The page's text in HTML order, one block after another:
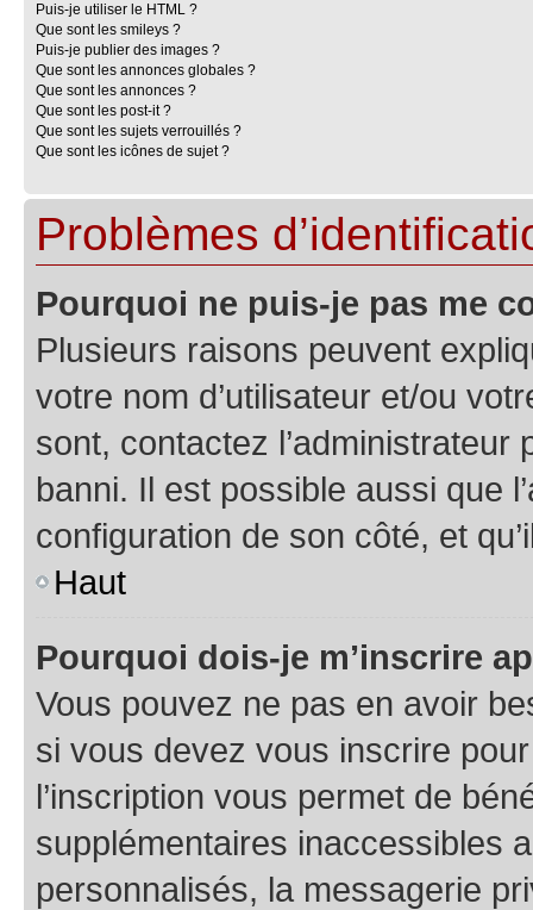
Puis-je utiliser le HTML ?
Que sont les smileys ?
Puis-je publier des images ?
Que sont les annonces globales ?
Que sont les annonces ?
Que sont les post-it ?
Que sont les sujets verrouillés ?
Que sont les icônes de sujet ?
Problèmes
Pourquoi ne puis-je pas me
Plusieurs raisons peuvent
votre nom d’utilisateur et/ou
sont, contactez l’administrateur
banni. Il est possible aussi que
configuration de son côté, et
Haut
Pourquoi dois-je m’inscrire
Vous pouvez ne pas en avoir
si vous devez vous inscrire
l’inscription vous permet de
supplémentaires inaccessibles
personnalisés, la messagerie